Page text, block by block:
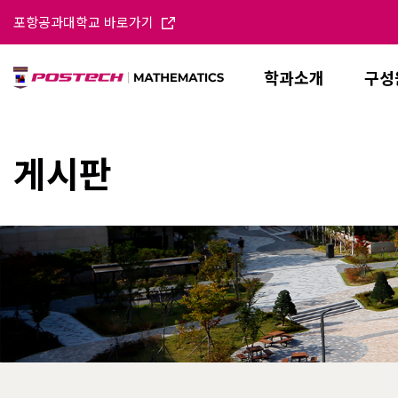
포항공과대학교 바로가기
학과소개 구
게시판